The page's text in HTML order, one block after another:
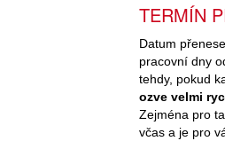
TERMÍN
Datum
pracovní dny
tehdy, pokud
ozve velmi
Zejména pro
včas a je pro